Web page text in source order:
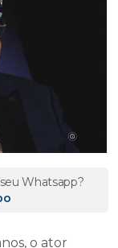
Whatsapp?
o ator